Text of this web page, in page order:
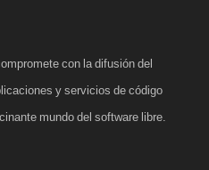
con la difusión del
y servicios de código
mundo del software libre.